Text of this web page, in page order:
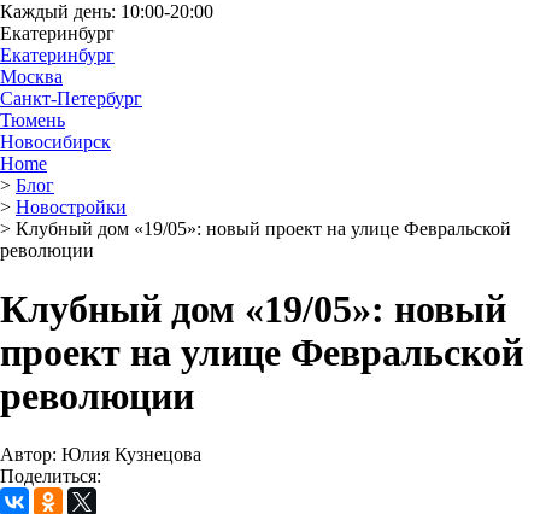
Каждый день: 10:00-20:00
Екатеринбург
Екатеринбург
Москва
Санкт-Петербург
Тюмень
Новосибирск
Home
> Блог
> Новостройки
> Клубный дом «19/05»: новый проект на улице Февральской
революции
Клубный дом «19/05»: новый
проект на улице Февральской
революции
Автор: Юлия Кузнецова
Поделиться: